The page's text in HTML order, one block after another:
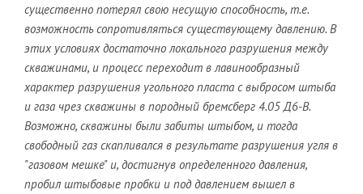
существенно потерял свою несущую способность, т.е.
возможность сопротивляться существующему давлению. В
этих условиях достаточно локального разрушения между
скважинами, и процесс переходит в лавинообразный
характер разрушения угольного пласта с выбросом штыба
и газа чрез скважины в породный бремсберг 4.05 Д6-В.
Возможно, скважины были забиты штыбом, и тогда
свободный газ скапливался в результате разрушения угля в
"газовом мешке" и, достигнув определенного давления,
пробил штыбовые пробки и под давлением вышел в